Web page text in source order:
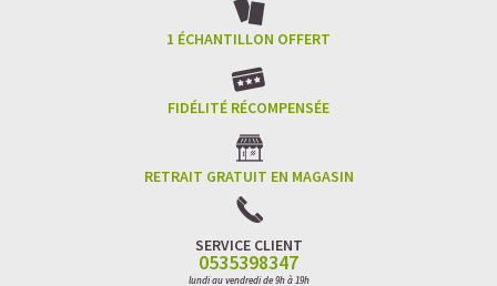
1 ÉCHANTILLON OFFERT
FIDÉLITÉ RÉCOMPENSÉE
RETRAIT GRATUIT EN MAGASIN
SERVICE CLIENT
0535398347
lundi au vendredi de 9h à 19h